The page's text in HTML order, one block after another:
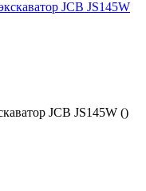
JCB JS145W ()